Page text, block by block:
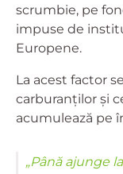
scrumbie, pe
impuse de
Europene.
La acest factor
carburanților și
acumulează pe
„Până ajunge